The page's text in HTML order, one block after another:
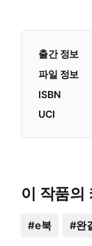
출간 정보
파일 정보
ISBN
UCI
이 작품의
#e북 #완